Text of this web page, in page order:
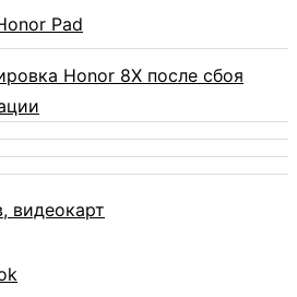
Pad
Honor 8X после сбоя
видеокарт